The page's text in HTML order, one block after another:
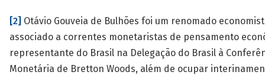
[2] Otávio Gouveia de Bulhões foi um renomado
associado a correntes monetaristas de pensamento
representante do Brasil na Delegação do Brasil à
Monetária de Bretton Woods, além de ocupar